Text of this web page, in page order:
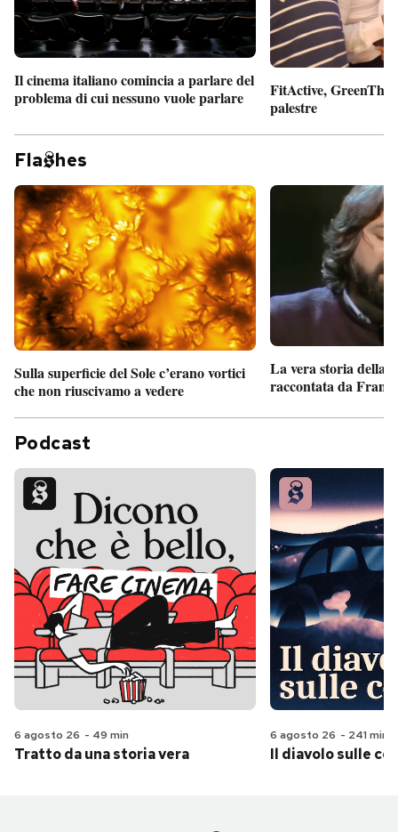
Il cinema italiano comincia a parlare del
problema di cui nessuno vuole parlare
FitActive,
palestre
Fla hes
Sulla superficie del Sole c’erano vortici
che non riuscivamo a vedere
La vera storia della
raccontata da
Podcast
6 agosto 26 - 49 min
Tratto da una storia vera
6 agosto 26 - 241 min
Il diavolo sulle